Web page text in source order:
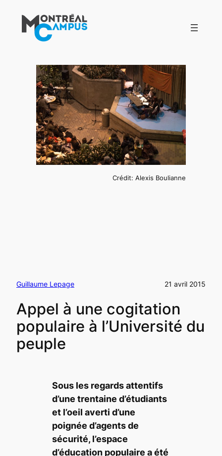
contenu
Crédit: Alexis Boulianne
Guillaume Lepage 21 avril 2015
Appel à une cogitation
populaire à l’Université du
peuple
Sous les regards attentifs
d’une trentaine d’étudiants
et l’oeil averti d’une
poignée d’agents de
sécurité, l’espace
d’éducation populaire a été